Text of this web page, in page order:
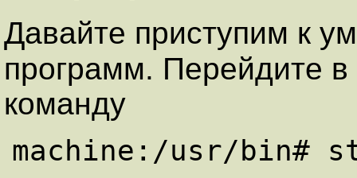
Давайте приступим к
программ. Перейдите в
команду
machine:/usr/bin#